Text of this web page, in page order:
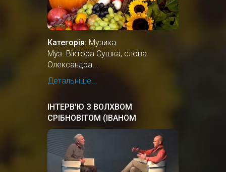
Категорія: Музика
Муз. Віктора Сушка, слова
Олександра...
Детальніше...
ІНТЕРВ'Ю З ВОЛХВОМ
СРІБНОВІТОМ (ІВАНОМ
ТЕРНОВИМ)